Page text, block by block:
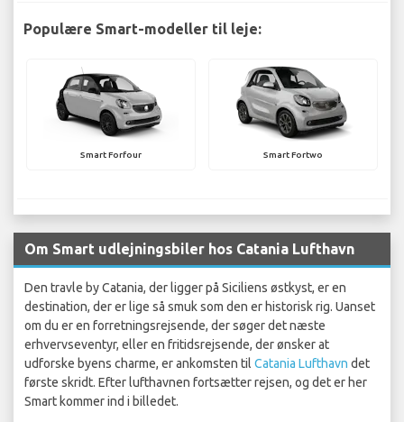
Populære Smart-modeller til leje:
Smart Forfour Smart Fortwo
Om Smart udlejningsbiler hos Catania Lufthavn
Den travle by Catania, der ligger på Siciliens østkyst, er en
destination, der er lige så smuk som den er historisk rig. Uanset
om du er en forretningsrejsende, der søger det næste
erhvervseventyr, eller en fritidsrejsende, der ønsker at
udforske byens charme, er ankomsten til Catania Lufthavn det
første skridt. Efter lufthavnen fortsætter rejsen, og det er her
Smart kommer ind i billedet.